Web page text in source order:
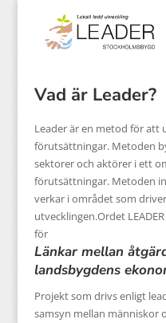
Vad är Leader?
Leader är en metod för att
förutsättningar. Metoden
sektorer och aktörer i ett
förutsättningar. Metoden
verkar i området som
utvecklingen.Ordet
för
Länkar mellan
landsbygdens
Projekt som drivs enligt
samsyn mellan människor